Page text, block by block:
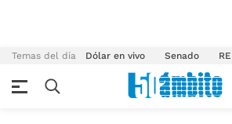
Temas del día Dólar en vivo Senado